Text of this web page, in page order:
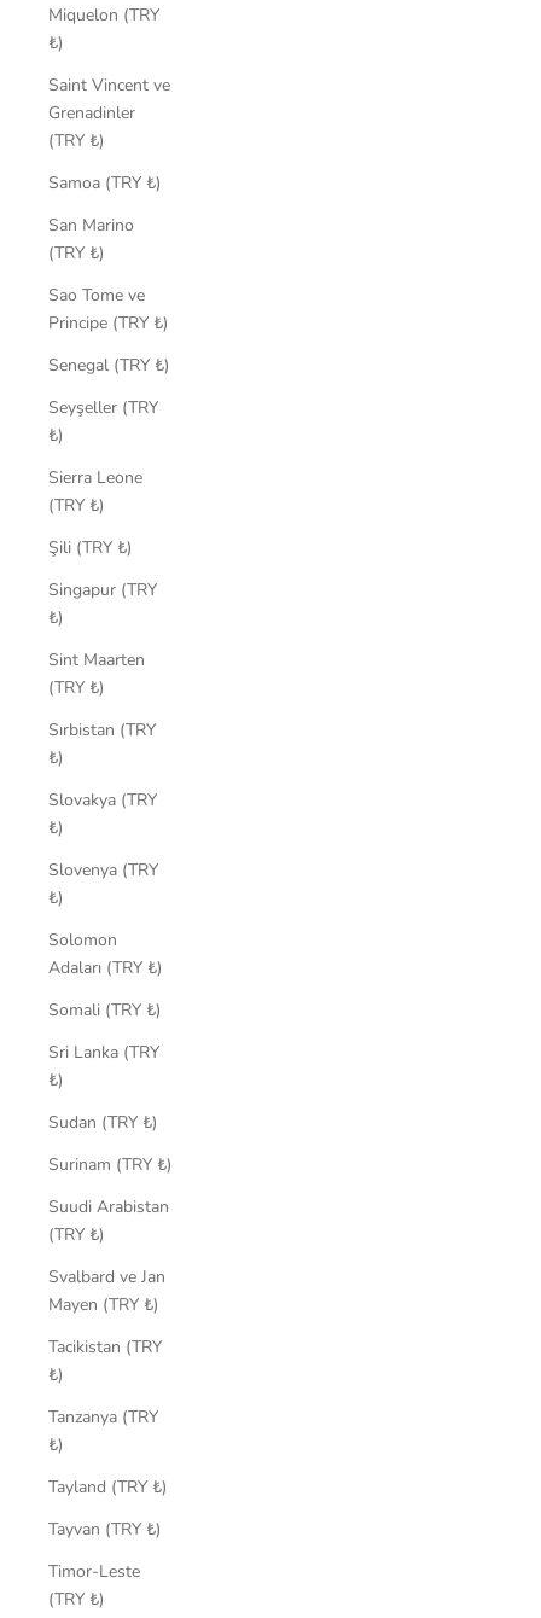
Miquelon (TRY
₺)
Saint Vincent ve
Grenadinler
(TRY ₺)
Samoa (TRY ₺)
San Marino
(TRY ₺)
Sao Tome ve
Principe (TRY ₺)
Senegal (TRY ₺)
Seyşeller (TRY
₺)
Sierra Leone
(TRY ₺)
Şili (TRY ₺)
Singapur (TRY
₺)
Sint Maarten
(TRY ₺)
Sırbistan (TRY
₺)
Slovakya (TRY
₺)
Slovenya (TRY
₺)
Solomon
Adaları (TRY ₺)
Somali (TRY ₺)
Sri Lanka (TRY
₺)
Sudan (TRY ₺)
Surinam (TRY ₺)
Suudi Arabistan
(TRY ₺)
Svalbard ve Jan
Mayen (TRY ₺)
Tacikistan (TRY
₺)
Tanzanya (TRY
₺)
Tayland (TRY ₺)
Tayvan (TRY ₺)
Timor-Leste
(TRY ₺)